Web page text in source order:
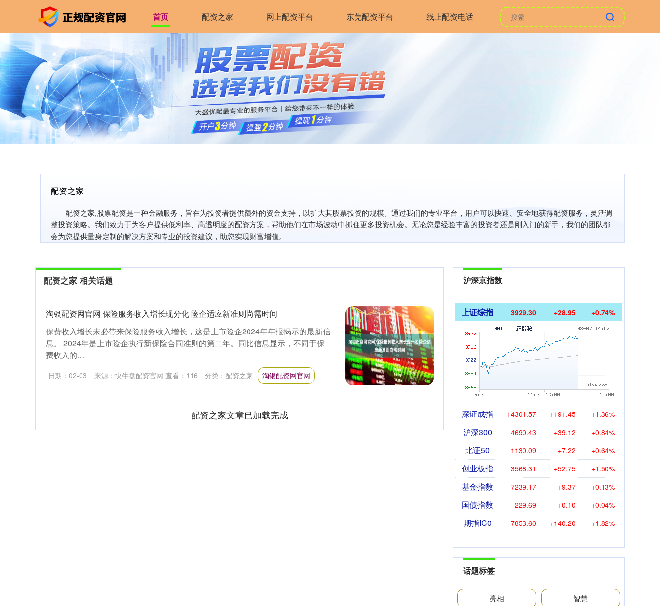
首页 配资之家 网上配资平台 东莞配资平台 线上配资电话
配资之家
配资之家,股票配资是一种金融服务，旨在为投资者提供额外的资金支持，以扩大其股票投资的规模。通过我们的专业平台，用户可以快速、安全地获得配资服务，灵活调
整投资策略。我们致力于为客户提供低利率、高透明度的配资方案，帮助他们在市场波动中抓住更多投资机会。无论您是经验丰富的投资者还是刚入门的新手，我们的团队都
会为您提供量身定制的解决方案和专业的投资建议，助您实现财富增值。
配资之家 相关话题
淘银配资网官网 保险服务收入增长现分化 险企适应新准则尚需时间
保费收入增长未必带来保险服务收入增长，这是上市险企2024年年报揭示的最新信
息。 2024年是上市险企执行新保险合同准则的第二年。同比信息显示，不同于保
费收入的....
日期：02-03 来源：快牛盘配资官网 查看： 116 分类： 配资之家 淘银配资网官网
配资之家文章已加载完成
沪深京指数
上证综指 3929.30 +28.95 +0.74%
深证成指 14301.57 +191.45 +1.36%
沪深300 4690.43 +39.12 +0.84%
北证50 1130.09 +7.22 +0.64%
创业板指 3568.31 +52.75 +1.50%
基金指数 7239.17 +9.37 +0.13%
国债指数 229.69 +0.10 +0.04%
期指IC0 7853.60 +140.20 +1.82%
话题标签
亮相 智慧